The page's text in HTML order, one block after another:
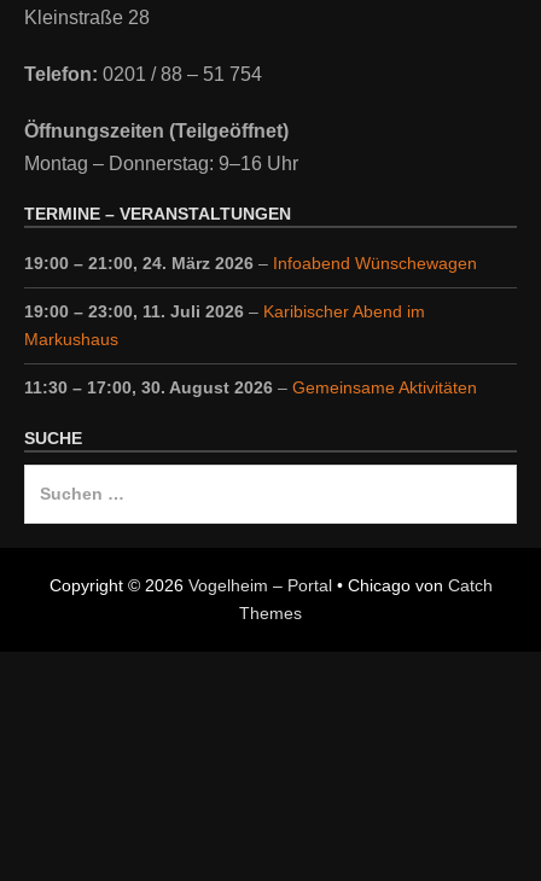
Kleinstraße 28
Telefon: 0201 / 88 – 51 754
Öffnungszeiten (Teilgeöffnet)
Montag – Donnerstag: 9–16 Uhr
TERMINE – VERANSTALTUNGEN
19:00 – 21:00, 24. März 2026 – Infoabend Wünschewagen
19:00 – 23:00, 11. Juli 2026 – Karibischer Abend im
Markushaus
11:30 – 17:00, 30. August 2026 – Gemeinsame Aktivitäten
SUCHE
Copyright © 2026 Vogelheim – Portal• Chicago von Catch
Themes